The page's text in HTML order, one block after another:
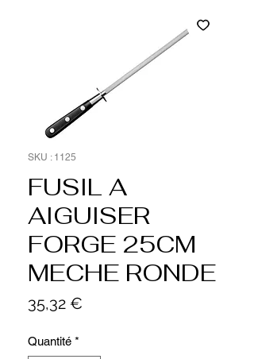
SKU : 1125
FUSIL A
AIGUISER
FORGE 25CM
MECHE RONDE
35,32 €
Quantité *